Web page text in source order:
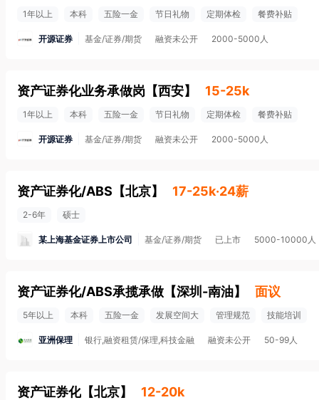
1年以上 本科 五险一金 节日礼物 定期体检 餐费补贴
开源证券 基金/证券/期货 融资未公开 2000-5000人
资产证券化业务承做岗 【西安】 15-25k
1年以上 本科 五险一金 节日礼物 定期体检 餐费补贴
开源证券 基金/证券/期货 融资未公开 2000-5000人
资产证券化/ABS 【北京】 17-25k·24薪
2-6年 硕士
某上海基金证券上市公司 基金/证券/期货 已上市 5000-10000人
资产证券化/ABS承揽承做 【深圳-南油】 面议
5年以上 本科 五险一金 发展空间大 管理规范 技能培训
亚洲保理 银行,融资租赁/保理,科技金融 融资未公开 50-99人
资产证券化 【北京】 12-20k